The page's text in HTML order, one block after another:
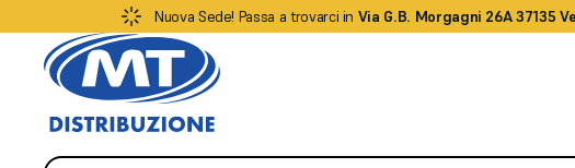
Nuova Sede! Passa a trovarci in Via G.B. Morgagni 26A 37135